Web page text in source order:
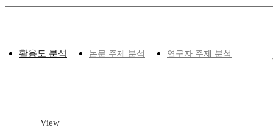
활용도 분석 논문 주제 분석 연구자 주제 분석
View